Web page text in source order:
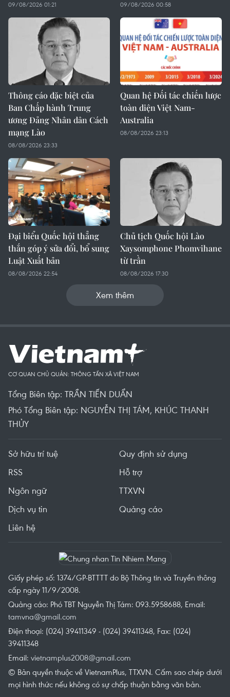
09/08/2026 01:21 09/08/2026 00:58
Thông cáo đặc biệt của
Ban Chấp hành Trung
ương Đảng Nhân dân Cách
mạng Lào
08/08/2026 23:33
Quan hệ Đối tác chiến lược
toàn diện Việt Nam-
Australia
08/08/2026 23:13
Đại biểu Quốc hội thẳng
thắn góp ý sửa đổi, bổ sung
Luật Xuất bản
08/08/2026 22:54
Chủ tịch Quốc hội Lào
Xaysomphone Phomvihane
từ trần
08/08/2026 17:30
Xem thêm
CƠ QUAN CHỦ QUẢN: THÔNG TẤN XÃ VIỆT NAM
Tổng Biên tập: TRẦN TIẾN DUẨN
Phó Tổng Biên tập: NGUYỄN THỊ TÁM, KHÚC THANH
THỦY
Sở hữu trí tuệ
Quy định sử dụng
RSS
Hỗ trợ
Ngôn ngữ
TTXVN
Dịch vụ tin
Quảng cáo
Liên hệ
Giấy phép số: 1374/GP-BTTTT do Bộ Thông tin và Truyền thông
cấp ngày 11/9/2008.
Quảng cáo: Phó TBT Nguyễn Thị Tám: 093.5958688, Email:
tamvna@gmail.com
Điện thoại: (024) 39411349 - (024) 39411348, Fax: (024)
39411348
Email: vietnamplus2008@gmail.com
© Bản quyền thuộc về VietnamPlus, TTXVN. Cấm sao chép dưới
mọi hình thức nếu không có sự chấp thuận bằng văn bản.